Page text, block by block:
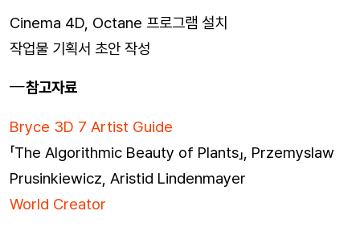
Cinema 4D, Octane 프로그램 설치
작업물 기획서 초안 작성
참고자료
Bryce 3D 7 Artist Guide
「The Algorithmic Beauty of Plants」, Przemyslaw
Prusinkiewicz, Aristid Lindenmayer
World Creator